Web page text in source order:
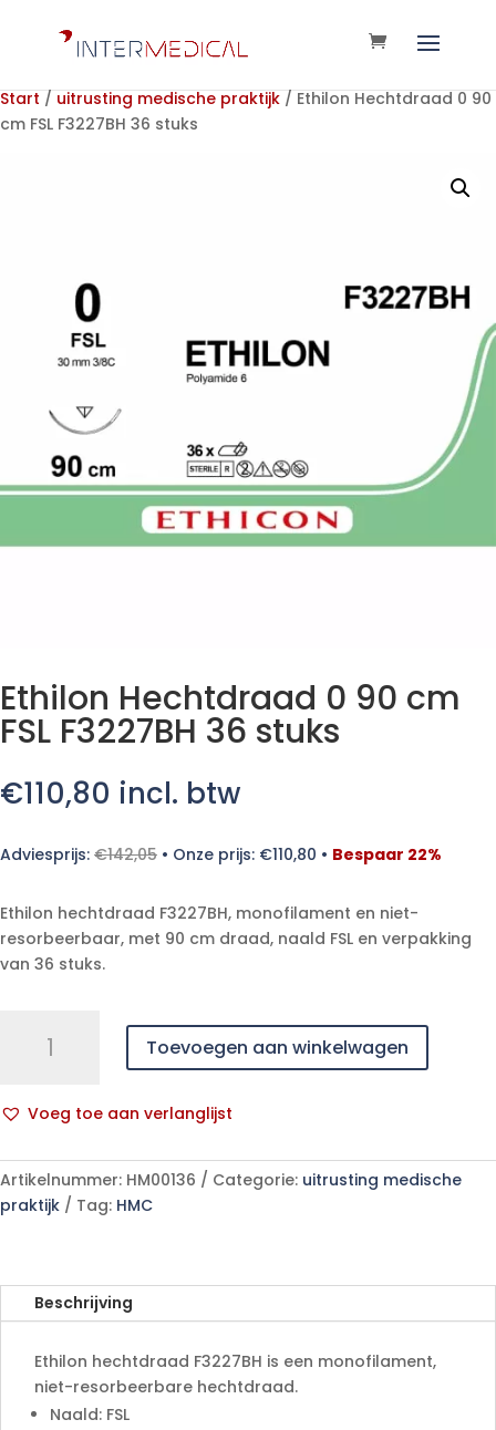
Start / uitrusting medische praktijk / Ethilon Hechtdraad 0 90
cm FSL F3227BH 36 stuks
Ethilon Hechtdraad 0 90 cm
FSL F3227BH 36 stuks
€110,80 incl. btw
Adviesprijs: €142,05 • Onze prijs: €110,80 • Bespaar 22%
Ethilon hechtdraad F3227BH, monofilament en niet-
resorbeerbaar, met 90 cm draad, naald FSL en verpakking
van 36 stuks.
Hechtdraad
cm
F3227BH
36
Toevoegen aan winkelwagen
Voeg toe aan verlanglijst
l
t
e
a
t
Artikelnummer: HM00136 Categorie: uitrusting medische
praktijk
Tag: HMC
Beschrijving
Ethilon hechtdraad F3227BH is een monofilament,
niet-resorbeerbare hechtdraad.
Naald: FSL